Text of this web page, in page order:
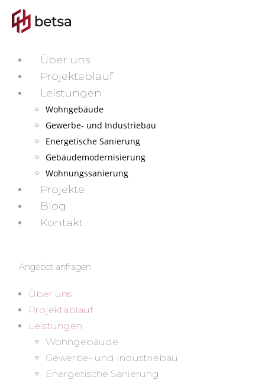
Über uns
Projektablauf
Leistungen
Wohngebäude
Gewerbe- und Industriebau
Energetische Sanierung
Gebäudemodernisierung
Wohnungssanierung
Projekte
Blog
Kontakt
Angebot anfragen
Über uns
Projektablauf
Leistungen
Wohngebäude
Gewerbe- und Industriebau
Energetische Sanierung